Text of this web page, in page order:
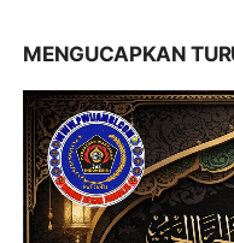
MENGUCAPKAN